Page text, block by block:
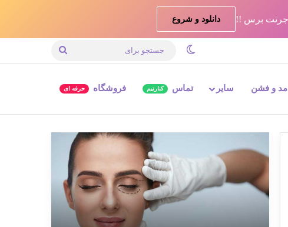
دانلود و شروع
تغییر پوسته جستجو
مد و فشن سایر تماس کنارتیم فروشگاه حرفه ای
نکته
مهم
در
جراحی
پلاستیک